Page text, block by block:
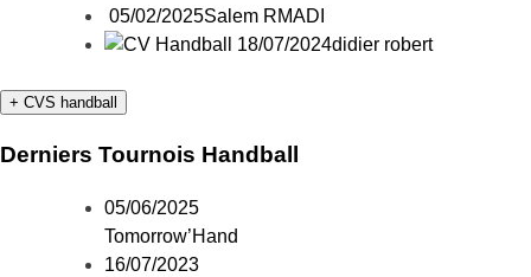
05/02/2025Salem RMADI
18/07/2024didier robert
+ CVS handball
Derniers Tournois Handball
05/06/2025
Tomorrow’Hand
16/07/2023